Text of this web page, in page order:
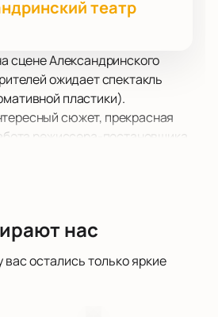
театр
сцене Александринского
ожидает спектакль
пластики).
сюжет, прекрасная
режиссера-постановщика,
похвал сделали этот
которые приложили немало
было назвать образцом
художественного
нас
остались только яркие